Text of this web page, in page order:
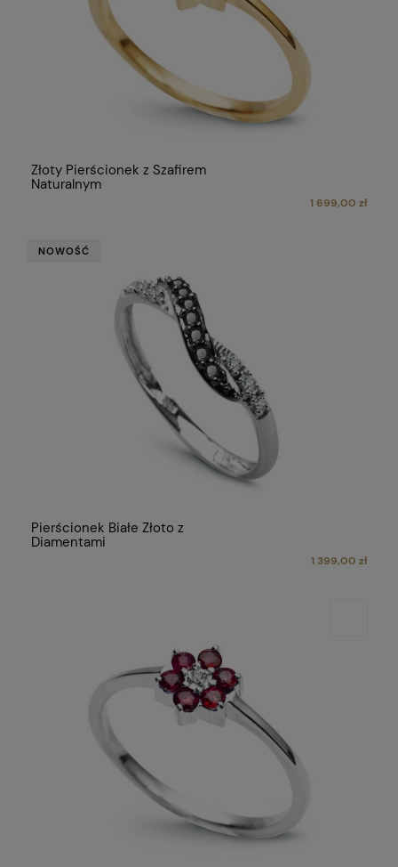
Złoty Pierścionek z Szafirem
Naturalnym
1 699,00 zł
Pierścionek Białe Złoto z
Diamentami
1 399,00 zł
NOWOŚĆ